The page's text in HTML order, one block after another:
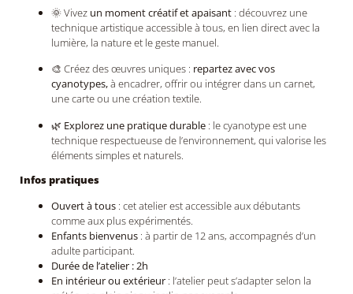
🌞 Vivez un moment créatif et apaisant : découvrez une
technique artistique accessible à tous, en lien direct avec la
lumière, la nature et le geste manuel.
🎨 Créez des œuvres uniques : repartez avec vos
cyanotypes,à encadrer, offrir ou intégrer dans un carnet,
une carte ou une création textile.
🌿 Explorez une pratique durable : le cyanotype est une
technique respectueuse de l’environnement, qui valorise les
éléments simples et naturels.
Infos pratiques
Ouvert à tous : cet atelier est accessible aux débutants
comme aux plus expérimentés.
Enfants bienvenus : à partir de 12 ans, accompagnés d’un
adulte participant.
Durée de l’atelier : 2h
En intérieur ou extérieur : l’atelier peut s’adapter selon la